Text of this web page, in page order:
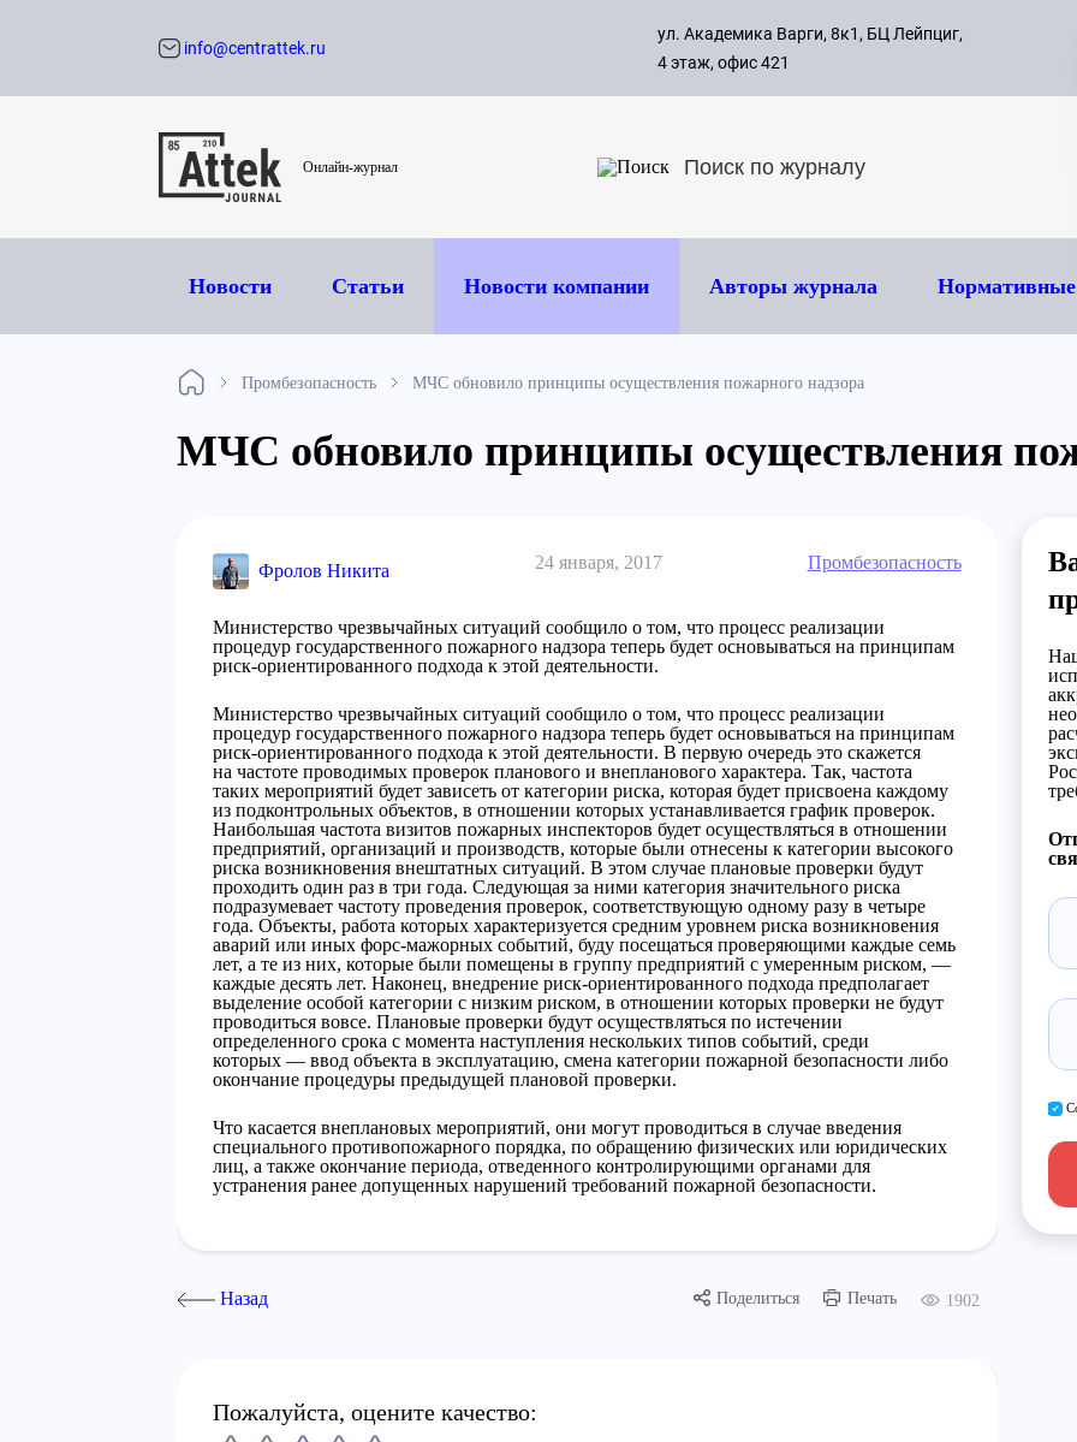
с 09:00
8 495
info@centrattek.ru
ул. Академика Варги, 8к1, БЦ Лейпциг,
4 этаж, офис 421
Онлайн-журнал
Новости Статьи Новости компании Авторы журнала
Промбезопасность МЧС обновило принципы осуществления пожарного надзора
МЧС обновило принципы осуществления
Фролов Никита 24 января, 2017 Промбезопасность
Министерство чрезвычайных ситуаций сообщило о том, что процесс реализации
процедур государственного пожарного надзора теперь будет основываться на принципам
риск-ориентированного подхода к этой деятельности.
Министерство чрезвычайных ситуаций сообщило о том, что процесс реализации
процедур государственного пожарного надзора теперь будет основываться на принципам
риск-ориентированного подхода к этой деятельности. В первую очередь это скажется
на частоте проводимых проверок планового и внепланового характера. Так, частота
таких мероприятий будет зависеть от категории риска, которая будет присвоена каждому
из подконтрольных объектов, в отношении которых устанавливается график проверок.
Наибольшая частота визитов пожарных инспекторов будет осуществляться в отношении
предприятий, организаций и производств, которые были отнесены к категории высокого
риска возникновения внештатных ситуаций. В этом случае плановые проверки будут
проходить один раз в три года. Следующая за ними категория значительного риска
подразумевает частоту проведения проверок, соответствующую одному разу в четыре
года. Объекты, работа которых характеризуется средним уровнем риска возникновения
аварий или иных форс-мажорных событий, буду посещаться проверяющими каждые семь
лет, а те из них, которые были помещены в группу предприятий с умеренным риском, —
каждые десять лет. Наконец, внедрение риск-ориентированного подхода предполагает
выделение особой категории с низким риском, в отношении которых проверки не будут
проводиться вовсе. Плановые проверки будут осуществляться по истечении
определенного срока с момента наступления нескольких типов событий, среди
которых — ввод объекта в эксплуатацию, смена категории пожарной безопасности либо
окончание процедуры предыдущей плановой проверки.
Что касается внеплановых мероприятий, они могут проводиться в случае введения
специального противопожарного порядка, по обращению физических или юридических
лиц, а также окончание периода, отведенного контролирующими органами для
устранения ранее допущенных нарушений требований пожарной безопасности.
Назад Поделиться Печать 1902
Пожалуйста, оцените качество: